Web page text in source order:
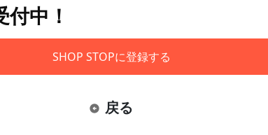
中！
SHOP STOPに登録する
戻る